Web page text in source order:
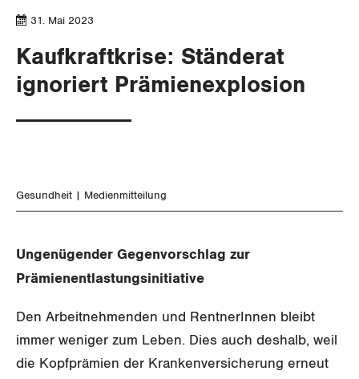
Gewerkschaftsrechte
Arbeitssicherheit und Gesundheitsschutz
Überbrückungsleistung
Ergänzungsleistungen
Unfallversicherung
CORONA-VIRUS
SERVICE PUBLIC
Verkehr
GLEICHSTELLUNG
31. Mai 2023
Kaufkraftkrise: Ständerat
ignoriert Prämienexplosion
Gesundheit Medienmitteilung
Ungenügender Gegenvorschlag zur
Prämienentlastungsinitiative
Den Arbeitnehmenden und RentnerInnen bleibt
immer weniger zum Leben. Dies auch deshalb, weil
die Kopfprämien der Krankenversicherung erneut